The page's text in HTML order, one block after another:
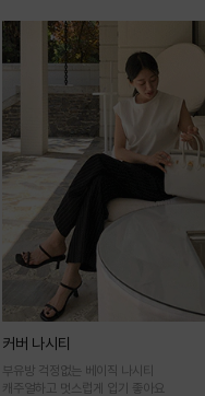
커버 나시티
부유방 걱정없는 베이직 나시티
캐주얼하고 멋스럽게 입기 좋아요